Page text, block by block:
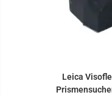
IN
Leica